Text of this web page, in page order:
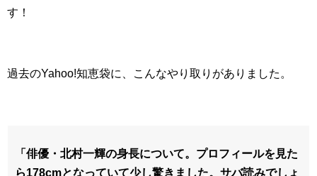
す！
過去のYahoo!知恵袋に、こんなやり取りがありました。
「俳優・北村一輝の身長について。プロフィールを見た
ら178cmとなっていて少し驚きました。サバ読みでしょ